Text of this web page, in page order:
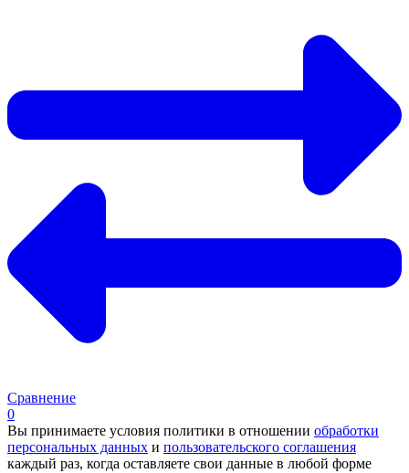
Сравнение
0
Вы принимаете условия политики в отношении обработки
персональных данных и пользовательского соглашения
каждый раз, когда оставляете свои данные в любой форме